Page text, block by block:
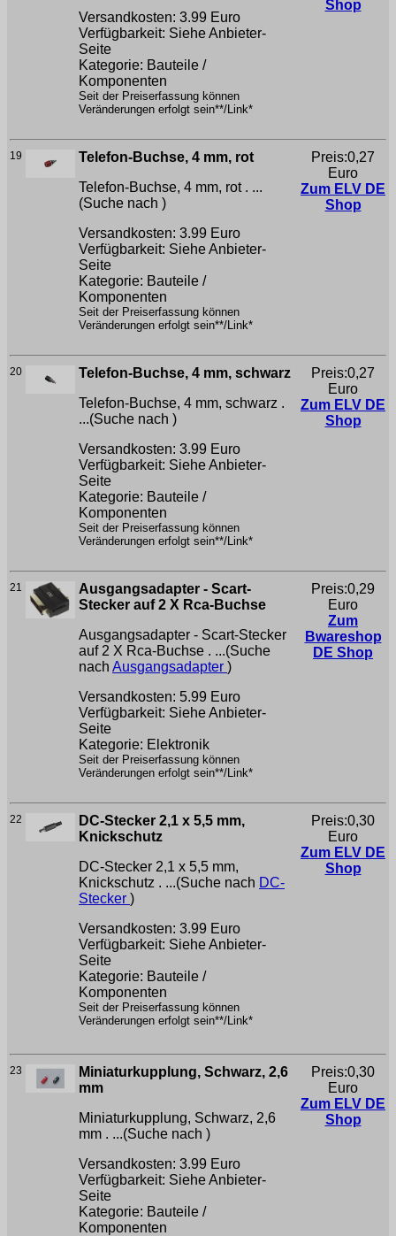
Versandkosten: 3.99 Euro
Verfügbarkeit: Siehe Anbieter-
Seite
Kategorie: Bauteile /
Komponenten
Seit der Preiserfassung können
Veränderungen erfolgt sein**/Link*
Shop
19
Telefon-Buchse, 4 mm, rot
Telefon-Buchse, 4 mm, rot . ...
(Suche nach )
Versandkosten: 3.99 Euro
Verfügbarkeit: Siehe Anbieter-
Seite
Kategorie: Bauteile /
Komponenten
Seit der Preiserfassung können
Veränderungen erfolgt sein**/Link*
Preis:0,27
Euro
Zum ELV DE
Shop
20
Telefon-Buchse, 4 mm, schwarz
Telefon-Buchse, 4 mm, schwarz .
...(Suche nach )
Versandkosten: 3.99 Euro
Verfügbarkeit: Siehe Anbieter-
Seite
Kategorie: Bauteile /
Komponenten
Seit der Preiserfassung können
Veränderungen erfolgt sein**/Link*
Preis:0,27
Euro
Zum ELV DE
Shop
21
Ausgangsadapter - Scart-
Stecker auf 2 X Rca-Buchse
Ausgangsadapter - Scart-Stecker
auf 2 X Rca-Buchse . ...(Suche
nach Ausgangsadapter )
Versandkosten: 5.99 Euro
Verfügbarkeit: Siehe Anbieter-
Seite
Kategorie: Elektronik
Seit der Preiserfassung können
Veränderungen erfolgt sein**/Link*
Preis:0,29
Euro
Zum
Bwareshop
DE Shop
22
DC-Stecker 2,1 x 5,5 mm,
Knickschutz
DC-Stecker 2,1 x 5,5 mm,
Knickschutz . ...(Suche nach DC-
Stecker )
Versandkosten: 3.99 Euro
Verfügbarkeit: Siehe Anbieter-
Seite
Kategorie: Bauteile /
Komponenten
Seit der Preiserfassung können
Veränderungen erfolgt sein**/Link*
Preis:0,30
Euro
Zum ELV DE
Shop
23
Miniaturkupplung, Schwarz, 2,6
mm
Miniaturkupplung, Schwarz, 2,6
mm . ...(Suche nach )
Versandkosten: 3.99 Euro
Verfügbarkeit: Siehe Anbieter-
Seite
Kategorie: Bauteile /
Komponenten
Preis:0,30
Euro
Zum ELV DE
Shop